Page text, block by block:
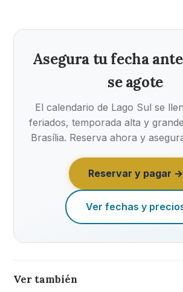
Asegura tu fecha
se agote
El calendario de Lago Sul se
feriados, temporada alta y
Brasília. Reserva ahora y
Reservar y pagar →
Ver fechas y
Ver también